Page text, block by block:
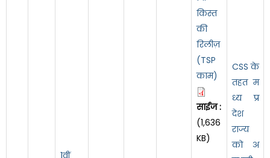
1वीं
किस्त
की
रिलीज़
(TSP
काम)
साईज :
(1,636
KB)
CSS के
तहत म
ध्य प्र
देश
राज्य
को अ